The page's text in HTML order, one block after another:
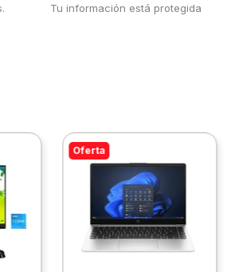
Tu información está protegida
Oferta